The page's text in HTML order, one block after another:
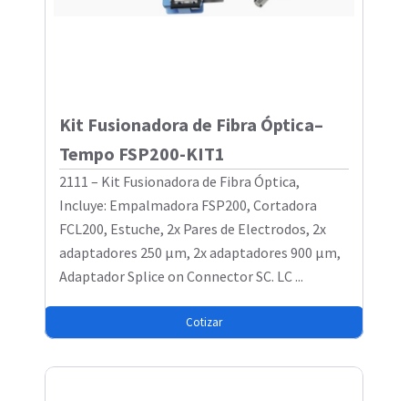
Kit Fusionadora de Fibra Óptica–
Tempo FSP200-KIT1
2111 – Kit Fusionadora de Fibra Óptica,
Incluye: Empalmadora FSP200, Cortadora
FCL200, Estuche, 2x Pares de Electrodos, 2x
adaptadores 250 µm, 2x adaptadores 900 µm,
Adaptador Splice on Connector SC. LC ...
Cotizar